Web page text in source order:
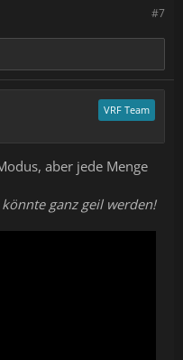
den Elementen im
den perfekten Lauf
#7
VRF Team
aber jede Menge
ganz geil werden!